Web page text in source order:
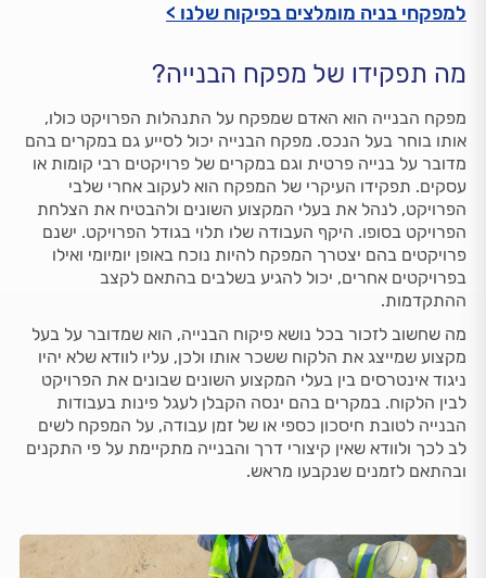
למפקחי בניה מומלצים בפיקוח שלנו >
מה תפקידו של מפקח הבנייה?
מפקח הבנייה הוא האדם שמפקח על התנהלות הפרויקט כולו,
אותו בוחר בעל הנכס. מפקח הבנייה יכול לסייע גם במקרים בהם
מדובר על בנייה פרטית וגם במקרים של פרויקטים רבי קומות או
עסקים. תפקידו העיקרי של המפקח הוא לעקוב אחרי שלבי
הפרויקט, לנהל את בעלי המקצוע השונים ולהבטיח את הצלחת
הפרויקט בסופו. היקף העבודה שלו תלוי בגודל הפרויקט. ישנם
פרויקטים בהם יצטרך המפקח להיות נוכח באופן יומיומי ואילו
בפרויקטים אחרים, יכול להגיע בשלבים בהתאם לקצב
ההתקדמות.
מה שחשוב לזכור בכל נושא פיקוח הבנייה, הוא שמדובר על בעל
מקצוע שמייצג את הלקוח ששכר אותו ולכן, עליו לוודא שלא יהיו
ניגוד אינטרסים בין בעלי המקצוע השונים שבונים את הפרויקט
לבין הלקוח. במקרים בהם ינסה הקבלן לעגל פינות בעבודות
הבנייה לטובת חיסכון כספי או של זמן עבודה, על המפקח לשים
לב לכך ולוודא שאין קיצורי דרך והבנייה מתקיימת על פי התקנים
ובהתאם לזמנים שנקבעו מראש.